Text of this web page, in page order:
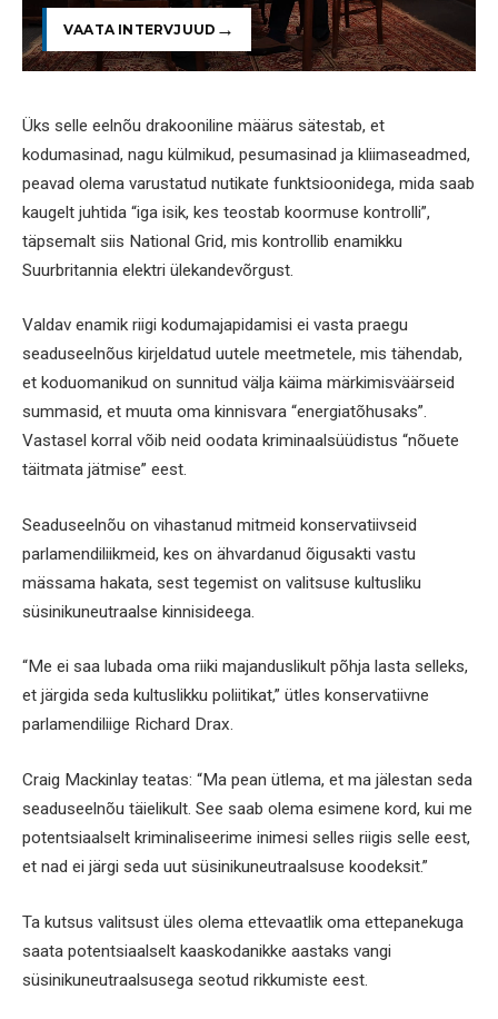
VAATA INTERVJUUD
Üks selle eelnõu drakooniline määrus sätestab, et
kodumasinad, nagu külmikud, pesumasinad ja kliimaseadmed,
peavad olema varustatud nutikate funktsioonidega, mida saab
kaugelt juhtida “iga isik, kes teostab koormuse kontrolli”,
täpsemalt siis National Grid, mis kontrollib enamikku
Suurbritannia elektri ülekandevõrgust.
Valdav enamik riigi kodumajapidamisi ei vasta praegu
seaduseelnõus kirjeldatud uutele meetmetele, mis tähendab,
et koduomanikud on sunnitud välja käima märkimisväärseid
summasid, et muuta oma kinnisvara “energiatõhusaks”.
Vastasel korral võib neid oodata kriminaalsüüdistus “nõuete
täitmata jätmise” eest.
Seaduseelnõu on vihastanud mitmeid konservatiivseid
parlamendiliikmeid, kes on ähvardanud õigusakti vastu
mässama hakata, sest tegemist on valitsuse kultusliku
süsinikuneutraalse kinnisideega.
“Me ei saa lubada oma riiki majanduslikult põhja lasta selleks,
et järgida seda kultuslikku poliitikat,” ütles konservatiivne
parlamendiliige Richard Drax.
Craig Mackinlay teatas: “Ma pean ütlema, et ma jälestan seda
seaduseelnõu täielikult. See saab olema esimene kord, kui me
potentsiaalselt kriminaliseerime inimesi selles riigis selle eest,
et nad ei järgi seda uut süsinikuneutraalsuse koodeksit.”
Ta kutsus valitsust üles olema ettevaatlik oma ettepanekuga
saata potentsiaalselt kaaskodanikke aastaks vangi
süsinikuneutraalsusega seotud rikkumiste eest.